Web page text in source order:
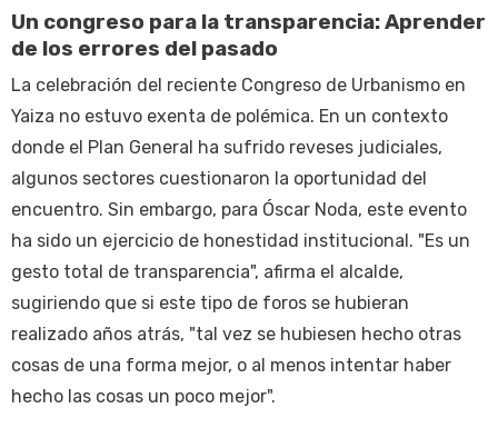
Un congreso para la transparencia: Aprender
de los errores del pasado
La celebración del reciente Congreso de Urbanismo en
Yaiza no estuvo exenta de polémica. En un contexto
donde el Plan General ha sufrido reveses judiciales,
algunos sectores cuestionaron la oportunidad del
encuentro. Sin embargo, para Óscar Noda, este evento
ha sido un ejercicio de honestidad institucional. "Es un
gesto total de transparencia", afirma el alcalde,
sugiriendo que si este tipo de foros se hubieran
realizado años atrás, "tal vez se hubiesen hecho otras
cosas de una forma mejor, o al menos intentar haber
hecho las cosas un poco mejor".